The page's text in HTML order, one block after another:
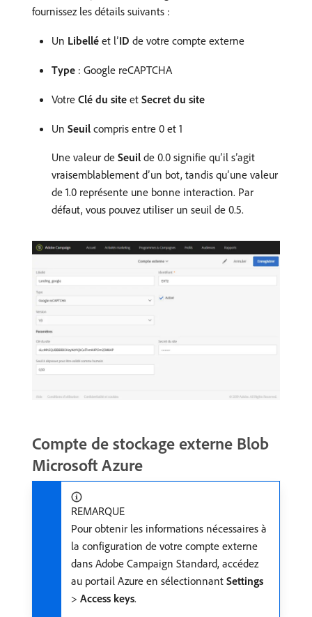
fournissez les détails suivants :
Un Libellé et l’ID de votre compte externe
Type : Google reCAPTCHA
Votre Clé du site et Secret du site
Un Seuil compris entre 0 et 1
Une valeur de Seuil de 0.0 signifie qu’il s’agit
vraisemblablement d’un bot, tandis qu’une valeur
de 1.0 représente une bonne interaction. Par
défaut, vous pouvez utiliser un seuil de 0.5.
Compte de stockage externe Blob
Microsoft Azure
REMARQUE
Pour obtenir les informations nécessaires à
la configuration de votre compte externe
dans Adobe Campaign Standard, accédez
au portail Azure en sélectionnant Settings
> Access keys.